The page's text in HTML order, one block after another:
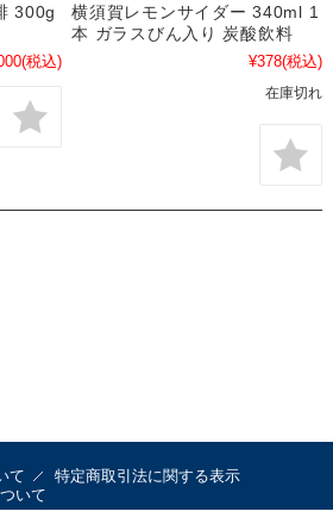
300g
(税込)
横須賀レモンサイダー 340ml 1
本 ガラスびん入り 炭酸飲料
¥378(税込)
在庫切れ
て
特定商取引法に関する表示
いて